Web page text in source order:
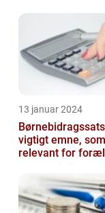
13 januar 2024
vigtigt emne,
relevant for